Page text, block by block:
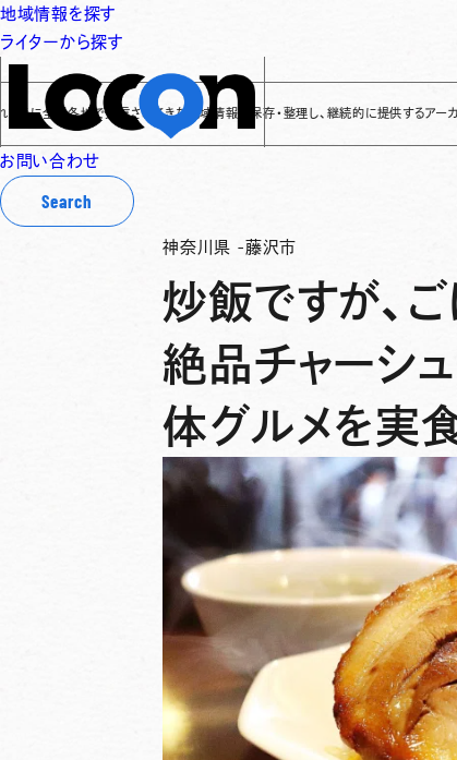
地域情報を探す
ライターから探す
お問い合わせ
Search
地で発信されてきた地域情報を保存・整理し、継続的に提供するアーカイブサイトです
神奈川県 - 藤沢市
炒飯ですが、
絶品チャーシ
体グルメを実